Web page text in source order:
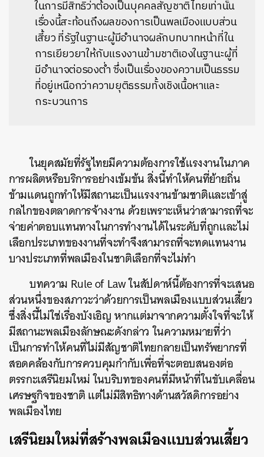
ในการมีสิทธิว่าต้องเป็นบุคคลสัญชาติไทยเท่านั้น
เรื่องนี้สะท้อนถึงผลของการเป็นพลเมืองแบบส่วน
เสี้ยว ที่รัฐในฐานะผู้มีอำนาจผลักบทบาทหน้าที่ใน
การเยียวยาให้กับแรงงานข้ามชาติเองในฐานะผู้ที่
มีอำนาจต่อรองต่ำ ซึ่งเป็นเรื่องของความเป็นธรรม
ที่อยู่เหนือกว่าความยุติธรรมทั้งเชิงเนื้อหาและ
กระบวนการ
ในยุคสมัยที่รัฐไทยมีความต้องการใช้แรงงานในภาค
การผลิตหรือบริการอย่างเข้มข้น สิ่งนี้ทำให้คนที่ย้ายถิ่น
ข้ามแดนถูกทำให้มีสถานะเป็นแรงงานข้ามชาติและเข้าสู่
กลไกของตลาดการจ้างงาน ด้วยเพราะเห็นว่าสามารถที่จะ
จ่ายค่าตอบแทนทางในการทำงานได้ในระดับที่ถูกและไม่
เลือกประเภทของงานที่จะทำจึงสามารถที่จะทดแทนงาน
บางประเภทที่พลเมืองในชาติเลือกที่จะไม่ทำ
บทความ Rule of Law ในสัปดาห์นี้ต้องการที่จะเสนอ
ส่วนหนึ่งของสภาวะว่าด้วยการเป็นพลเมืองแบบส่วนเสี้ยว
ซึ่งสิ่งนี้ไม่ใช่เรื่องบังเอิญ หากแต่มาจากความตั้งใจที่จะให้
มีสถานะพลเมืองลักษณะดังกล่าว ในความหมายที่ว่า
เป็นการทำให้คนที่ไม่มีสัญชาติไทยกลายเป็นทรัพยากรที่
สอดคล้องกับการควบคุมกำกับเพื่อที่จะตอบสนองต่อ
ตรรกะเสรีนิยมใหม่ ในบริบทของคนที่มีหน้าที่ในขับเคลื่อน
เศรษฐกิจของชาติ แต่ไม่มีสิทธิทางด้านสวัสดิการอย่าง
พลเมืองไทย
เสรีนิยมใหม่ที่สร้างพลเมืองแบบส่วนเสี้ยว